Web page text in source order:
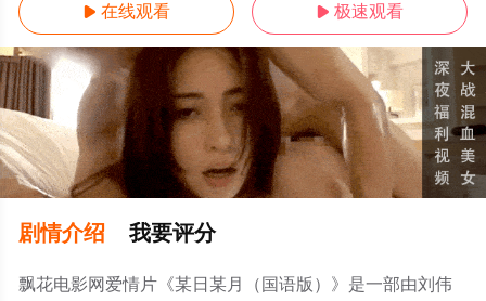
 在线观看  极速观看
剧情介绍 我要评分
飘花电影网爱情片《某日某月（国语版）》是一部由刘伟